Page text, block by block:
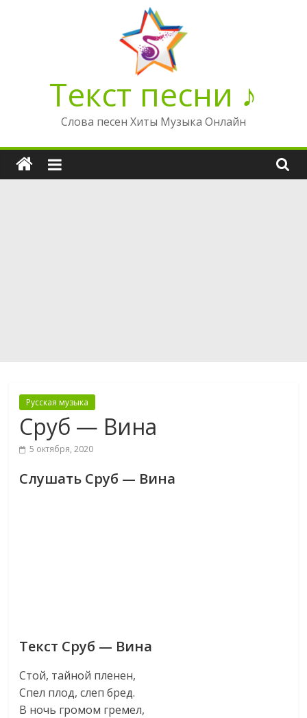
Текст песни ♪
Слова песен Хиты Музыка Онлайн
Русская музыка
Сруб — Вина
5 октября, 2020
Слушать Сруб — Вина
Текст Сруб — Вина
Стой, тайной пленен,
Спел плод, слеп бред.
В ночь громом гремел,